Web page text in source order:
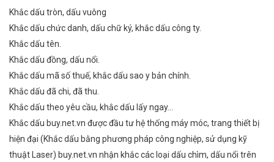
Khắc dấu tròn, dấu vuông
Khắc dấu chức danh, dấu chữ ký, khắc dấu công ty.
Khắc dấu tên.
Khắc dấu đồng, dấu nổi.
Khắc dấu mã số thuế, khắc dấu sao y bản chính.
Khắc dấu đã chi, đã thu.
Khắc dấu theo yêu cầu, khắc dấu lấy ngay…
Khắc dấu buy.net.vn được đầu tư hệ thống máy móc, trang thiết bị
hiện đại (Khắc dấu bằng phương pháp công nghiệp, sử dụng kỹ
thuật Laser) buy.net.vn nhận khắc các loại dấu chìm, dấu nổi trên